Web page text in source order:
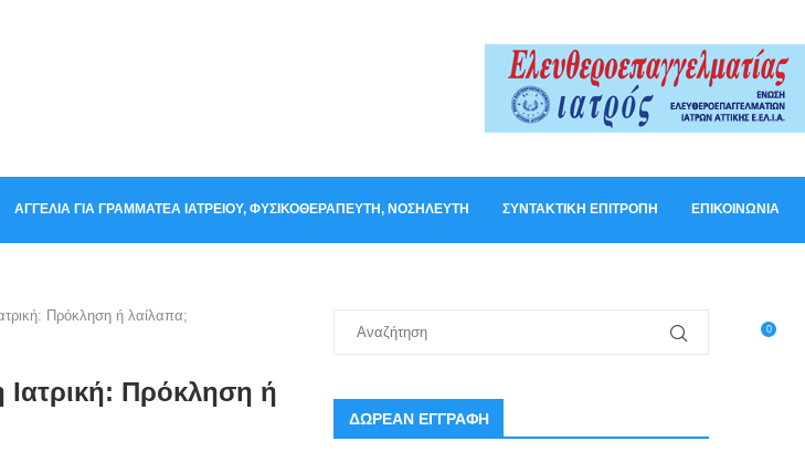
ΑΓΓΕΛΊΑ ΓΙΑ ΓΡΑΜΜΑΤΈΑ ΙΑΤΡΕΊΟΥ, ΦΥΣΙΚΟΘΕΡΑΠΕΥΤΉ, ΝΟΣΗΛΕΥΤΉ ΣΥΝΤΑΚΤΙΚΉ ΕΠΙΤΡΟΠΉ ΕΠΙΚΟΙΝΩΝΊΑ
0
Πρόκληση ή λαίλαπα;
Ιατρική: Πρόκληση ή
ΔΩΡΕΑΝ ΕΓΓΡΑΦΗ